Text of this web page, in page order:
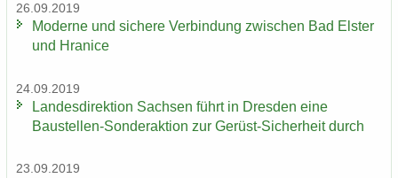
26.09.2019
Mo­der­ne und si­che­re Ver­bin­dung zwi­schen Bad Els­ter
und Hra­nice
24.09.2019
Lan­des­di­rek­ti­on Sach­sen führt in Dres­den eine
Baustellen-​Sonderaktion zur Gerüst-​Sicherheit durch
23.09.2019